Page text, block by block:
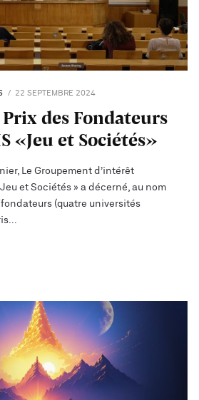
22 SEPTEMBRE 2024
des Fondateurs
«Jeu et Sociétés»
Le Groupement d’intérêt
et Sociétés » a décerné, au nom
(quatre universités